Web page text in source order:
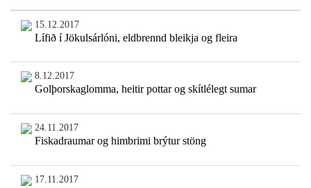
15.12.2017
Lífið í Jökulsárlóni, eldbrennd bleikja og fleira
8.12.2017
Golþorskaglomma, heitir pottar og skítlélegt sumar
24.11.2017
Fiskadraumar og himbrimi brýtur stöng
17.11.2017